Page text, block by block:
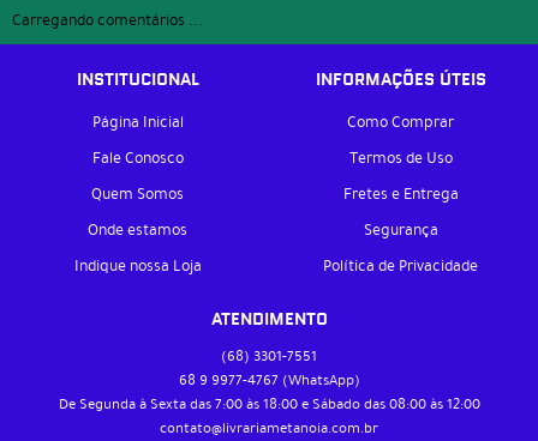
Carregando comentários ...
INSTITUCIONAL
Página Inicial
Fale Conosco
Quem Somos
Onde estamos
Indique nossa Loja
INFORMAÇÕES ÚTEIS
Como Comprar
Termos de Uso
Fretes e Entrega
Segurança
Política de Privacidade
ATENDIMENTO
(68) 3301-7551
68 9 9977-4767 (WhatsApp)
De Segunda à Sexta das 7:00 às 18:00 e Sábado das 08:00 às 12:00
contato@livrariametanoia.com.br